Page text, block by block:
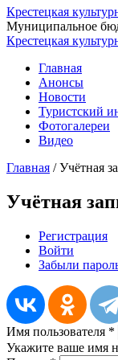
Крестецкая
Муниципальное
Крестецкая
Главная
Анонсы
Новости
Туристский
Фотогалереи
Видео
Главная /Учётная
Учётная
Главные
Регистрация
Войти
Забыли
Имя пользователя *
Укажите ваше имя